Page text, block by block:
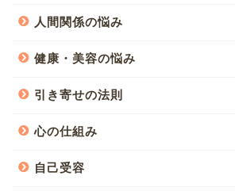
人間関係の悩み
健康・美容の悩み
引き寄せの法則
心の仕組み
自己受容